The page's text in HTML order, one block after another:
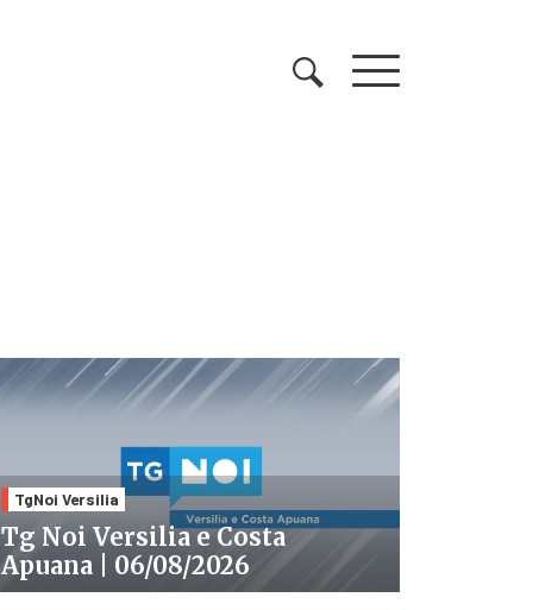
TgNoi Versilia
Tg Noi Versilia e Costa
Apuana | 06/08/2026